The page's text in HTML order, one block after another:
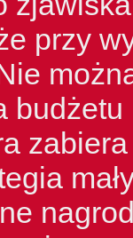
przy